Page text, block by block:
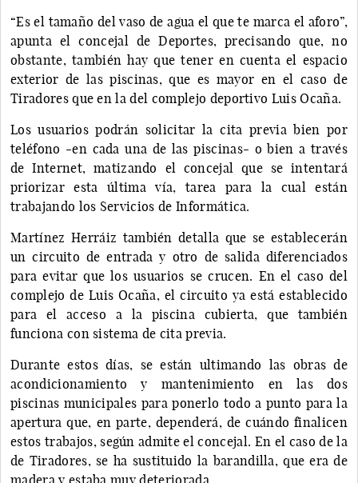
“Es el tamaño del vaso de agua el que te marca el aforo”,
apunta el concejal de Deportes, precisando que, no
obstante, también hay que tener en cuenta el espacio
exterior de las piscinas, que es mayor en el caso de
Tiradores que en la del complejo deportivo Luis Ocaña.
Los usuarios podrán solicitar la cita previa bien por
teléfono -en cada una de las piscinas- o bien a través
de Internet, matizando el concejal que se intentará
priorizar esta última vía, tarea para la cual están
trabajando los Servicios de Informática.
Martínez Herráiz también detalla que se establecerán
un circuito de entrada y otro de salida diferenciados
para evitar que los usuarios se crucen. En el caso del
complejo de Luis Ocaña, el circuito ya está establecido
para el acceso a la piscina cubierta, que también
funciona con sistema de cita previa.
Durante estos días, se están ultimando las obras de
acondicionamiento y mantenimiento en las dos
piscinas municipales para ponerlo todo a punto para la
apertura que, en parte, dependerá, de cuándo finalicen
estos trabajos, según admite el concejal. En el caso de la
de Tiradores, se ha sustituido la barandilla, que era de
madera y estaba muy deteriorada.